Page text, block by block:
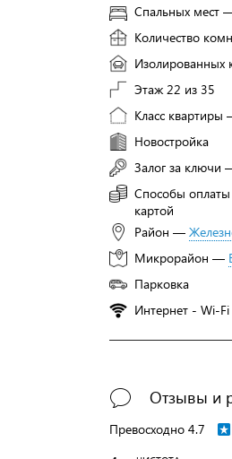
Спальных мест
Количество
Этаж 22 из 35
Класс
Новостройка
Залог за ключи
Способы
картой
Район —
Микрорайон —
Парковка
Интернет - Wi-Fi
Отзывы и
Превосходно 4.7